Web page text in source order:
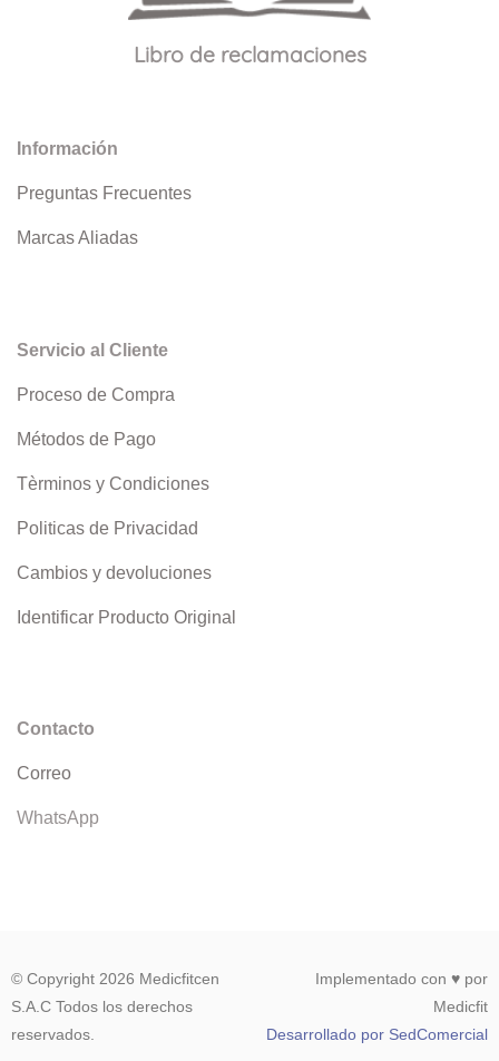
Libro de reclamaciones
Información
Preguntas Frecuentes
Marcas Aliadas
Servicio al Cliente
Proceso de Compra
Métodos de Pago
Tèrminos y Condiciones
Politicas de Privacidad
Cambios y devoluciones
Identificar Producto Original
Contacto
Correo
WhatsApp
© Copyright 2026 Medicfitcen
S.A.C Todos los derechos
reservados.
Implementado con ♥ por
Medicfit
Desarrollado por SedComercial